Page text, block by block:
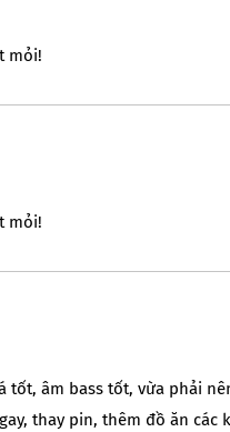
mỏi!
mỏi!
tốt, âm bass tốt, vừa phải
thay pin, thêm đồ ăn các